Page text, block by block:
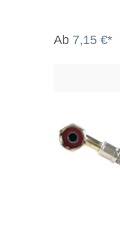
Ab 7,15 €*